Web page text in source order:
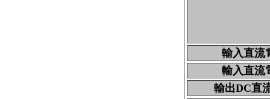
輸入直流
輸入直流
輸出DC直